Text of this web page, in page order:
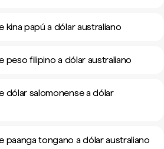
kina papú a dólar australiano
peso filipino a dólar australiano
dólar salomonense a dólar
paanga tongano a dólar australiano